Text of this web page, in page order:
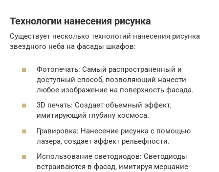
Технологии нанесения рисунка
Существует несколько технологий нанесения рисунка
звездного неба на фасады шкафов:
Фотопечать: Самый распространенный и
доступный способ, позволяющий нанести
любое изображение на поверхность фасада.
3D печать: Создает объемный эффект,
имитирующий глубину космоса.
Гравировка: Нанесение рисунка с помощью
лазера, создает эффект рельефности.
Использование светодиодов: Светодиоды
встраиваются в фасад, имитируя мерцание